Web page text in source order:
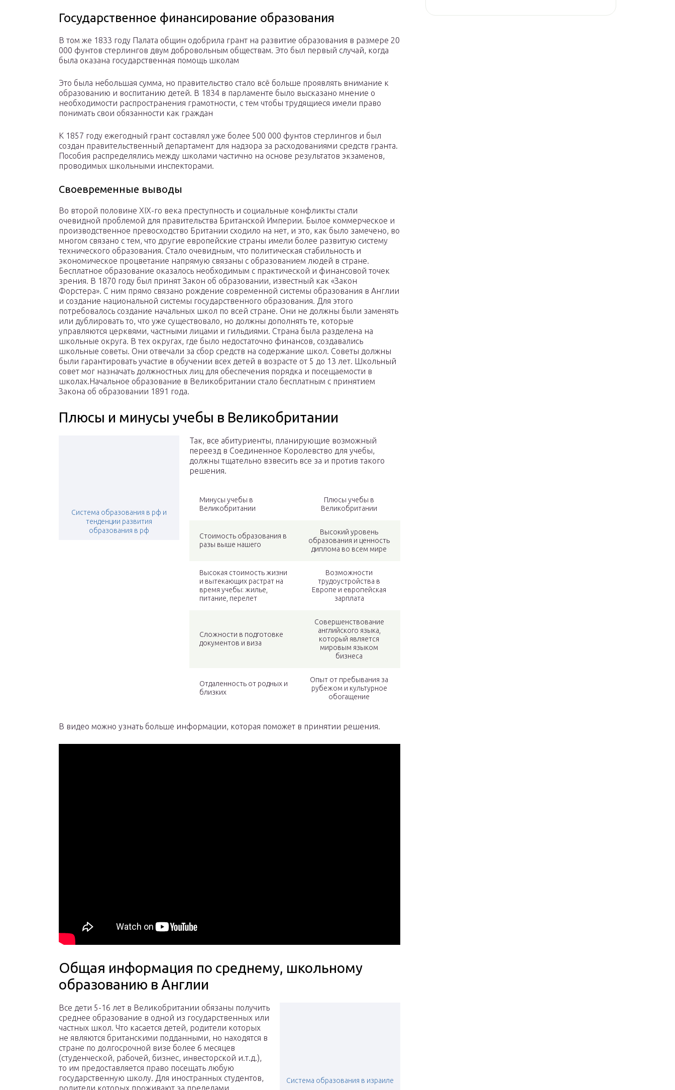
Государственное финансирование образования
В том же 1833 году Палата общин одобрила грант на развитие образования в размере 20
000 фунтов стерлингов двум добровольным обществам. Это был первый случай, когда
была оказана государственная помощь школам
Это была небольшая сумма, но правительство стало всё больше проявлять внимание к
образованию и воспитанию детей. В 1834 в парламенте было высказано мнение о
необходимости распространения грамотности, с тем чтобы трудящиеся имели право
понимать свои обязанности как граждан
К 1857 году ежегодный грант составлял уже более 500 000 фунтов стерлингов и был
создан правительственный департамент для надзора за расходованиями средств гранта.
Пособия распределялись между школами частично на основе результатов экзаменов,
проводимых школьными инспекторами.
Своевременные выводы
Во второй половине XIX-го века преступность и социальные конфликты стали
очевидной проблемой для правительства Британской Империи. Былое коммерческое и
производственное превосходство Британии сходило на нет, и это, как было замечено, во
многом связано с тем, что другие европейские страны имели более развитую систему
технического образования. Стало очевидным, что политическая стабильность и
экономическое процветание напрямую связаны с образованием людей в стране.
Бесплатное образование оказалось необходимым с практической и финансовой точек
зрения. В 1870 году был принят Закон об образовании, известный как «Закон
Форстера». С ним прямо связано рождение современной системы образования в Англии
и создание национальной системы государственного образования. Для этого
потребовалось создание начальных школ по всей стране. Они не должны были заменять
или дублировать то, что уже существовало, но должны дополнять те, которые
управляются церквями, частными лицами и гильдиями. Страна была разделена на
школьные округа. В тех округах, где было недостаточно финансов, создавались
школьные советы. Они отвечали за сбор средств на содержание школ. Советы должны
были гарантировать участие в обучении всех детей в возрасте от 5 до 13 лет. Школьный
совет мог назначать должностных лиц для обеспечения порядка и посещаемости в
школах.Начальное образование в Великобритании стало бесплатным с принятием
Закона об образовании 1891 года.
Плюсы и минусы учебы в Великобритании
Система образования в рф и
тенденции развития
образования в рф
Так, все абитуриенты, планирующие возможный
переезд в Соединенное Королевство для учебы,
должны тщательно взвесить все за и против такого
решения.
Минусы учебы в
Великобритании
Плюсы учебы в
Великобритании
Стоимость образования в
разы выше нашего
Высокий уровень
образования и ценность
диплома во всем мире
Высокая стоимость жизни
и вытекающих растрат на
время учебы: жилье,
питание, перелет
Возможности
трудоустройства в
Европе и европейская
зарплата
Сложности в подготовке
документов и виза
Совершенствование
английского языка,
который является
мировым языком
бизнеса
Отдаленность от родных и
близких
Опыт от пребывания за
рубежом и культурное
обогащение
В видео можно узнать больше информации, которая поможет в принятии решения.
Общая информация по среднему, школьному
образованию в Англии
Система образования в израиле
Все дети 5-16 лет в Великобритании обязаны получить
среднее образование в одной из государственных или
частных школ. Что касается детей, родители которых
не являются британскими подданными, но находятся в
стране по долгосрочной визе более 6 месяцев
(студенческой, рабочей, бизнес, инвесторской и.т.д.),
то им предоставляется право посещать любую
государственную школу. Для иностранных студентов,
родители которых проживают за пределами